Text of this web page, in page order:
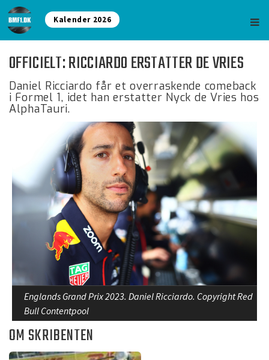
Kalender 2026
OFFICIELT: RICCIARDO ERSTATTER DE VRIES
Daniel Ricciardo får et overraskende comeback
i Formel 1, idet han erstatter Nyck de Vries hos
AlphaTauri.
Englands Grand Prix 2023. Daniel Ricciardo. Copyright Red
Bull Contentpool
OM SKRIBENTEN